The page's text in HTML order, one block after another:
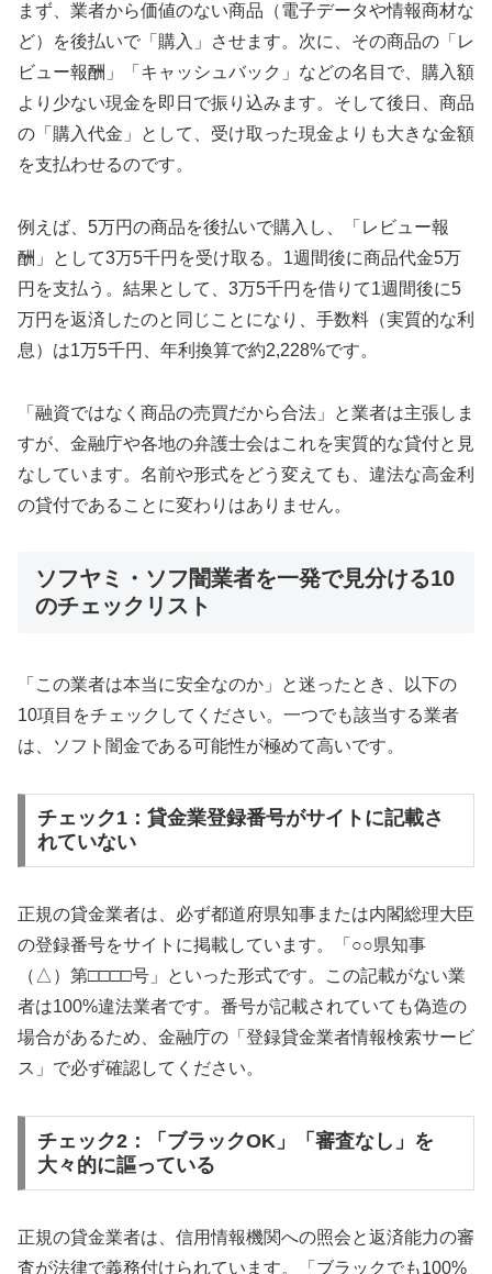
まず、業者から価値のない商品（電子データや情報商材な
ど）を後払いで「購入」させます。次に、その商品の「レ
ビュー報酬」「キャッシュバック」などの名目で、購入額
より少ない現金を即日で振り込みます。そして後日、商品
の「購入代金」として、受け取った現金よりも大きな金額
を支払わせるのです。
例えば、5万円の商品を後払いで購入し、「レビュー報
酬」として3万5千円を受け取る。1週間後に商品代金5万
円を支払う。結果として、3万5千円を借りて1週間後に5
万円を返済したのと同じことになり、手数料（実質的な利
息）は1万5千円、年利換算で約2,228%です。
「融資ではなく商品の売買だから合法」と業者は主張しま
すが、金融庁や各地の弁護士会はこれを実質的な貸付と見
なしています。名前や形式をどう変えても、違法な高金利
の貸付であることに変わりはありません。
ソフヤミ・ソフ闇業者を一発で見分ける10
のチェックリスト
「この業者は本当に安全なのか」と迷ったとき、以下の
10項目をチェックしてください。一つでも該当する業者
は、ソフト闇金である可能性が極めて高いです。
チェック1：貸金業登録番号がサイトに記載さ
れていない
正規の貸金業者は、必ず都道府県知事または内閣総理大臣
の登録番号をサイトに掲載しています。「○○県知事
（△）第□□□□号」といった形式です。この記載がない業
者は100%違法業者です。番号が記載されていても偽造の
場合があるため、金融庁の「登録貸金業者情報検索サービ
ス」で必ず確認してください。
チェック2：「ブラックOK」「審査なし」を
大々的に謳っている
正規の貸金業者は、信用情報機関への照会と返済能力の審
査が法律で義務付けられています。「ブラックでも100%